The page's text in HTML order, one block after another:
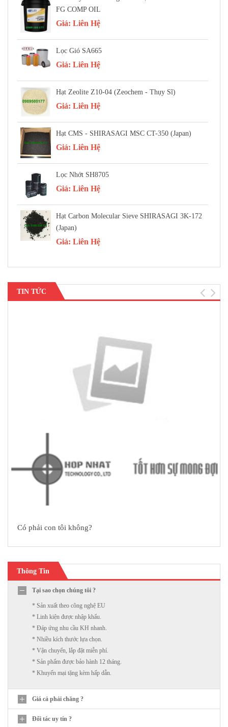
FG COMP OIL
Giá: Liên Hệ
Lọc Gió SA665
Giá: Liên Hệ
Hạt Zeolite Z10-04 (Zeochem - Thụy Sĩ)
Giá: Liên Hệ
Hạt CMS - SHIRASAGI MSC CT-350 (Japan)
Giá: Liên Hệ
Lọc Nhớt SH8705
Giá: Liên Hệ
Hạt Carbon Molecular Sieve SHIRASAGI 3K-172
(Japan)
Giá: Liên Hệ
TIN TỨC
Có phải con tôi không?
Thông Tin
Tại sao chọn chúng tôi ?
* Sản xuất theo công nghệ EU
* Linh kiện được nhập khẩu.
* Đáp ứng nhu cầu KH nhanh.
* Nhiều kích thước lựa chọn.
* Vận chuyển, lắp đặt miễn phí.
* Sản phẩm được bảo hành 12 tháng.
* Khuyến mại tặng kèm hấp dẫn.
Giá cả phải chăng ?
Đối tác uy tín ?